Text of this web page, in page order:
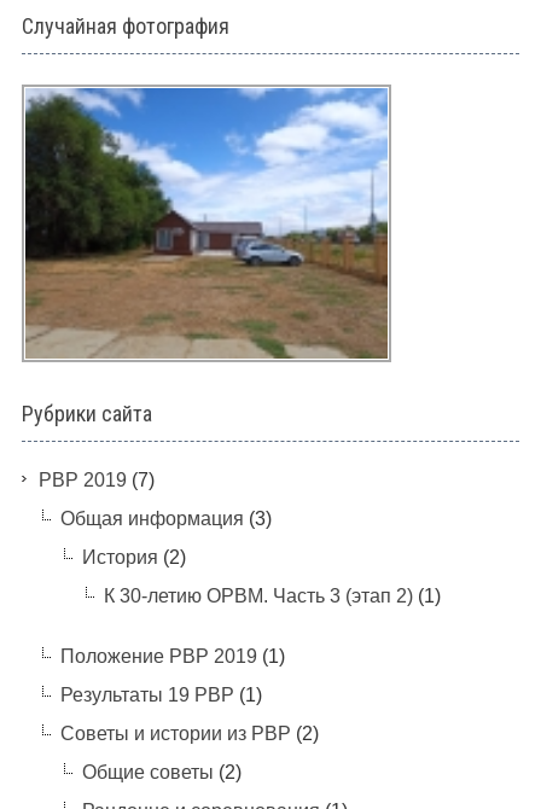
Случайная фотография
Рубрики сайта
PBP 2019 (7)
Общая информация (3)
История (2)
К 30-летию ОРВМ. Часть 3 (этап 2)(1)
Положение РВР 2019 (1)
Результаты 19 РВР (1)
Советы и истории из РВР (2)
Общие советы (2)